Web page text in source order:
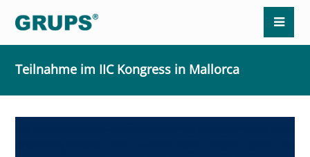
Teilnahme im IIC Kongress in Mallorca